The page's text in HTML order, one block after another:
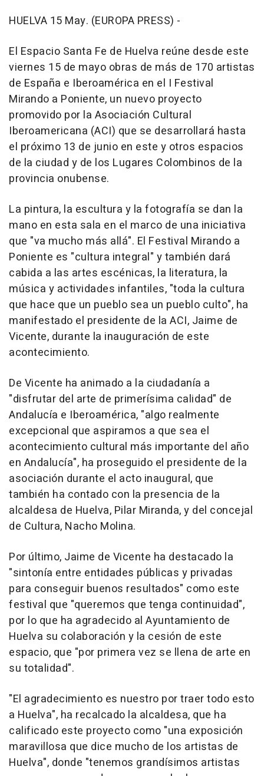
HUELVA 15 May. (EUROPA PRESS) -
El Espacio Santa Fe de Huelva reúne desde este
viernes 15 de mayo obras de más de 170 artistas
de España e Iberoamérica en el I Festival
Mirando a Poniente, un nuevo proyecto
promovido por la Asociación Cultural
Iberoamericana (ACI) que se desarrollará hasta
el próximo 13 de junio en este y otros espacios
de la ciudad y de los Lugares Colombinos de la
provincia onubense.
La pintura, la escultura y la fotografía se dan la
mano en esta sala en el marco de una iniciativa
que "va mucho más allá". El Festival Mirando a
Poniente es "cultura integral" y también dará
cabida a las artes escénicas, la literatura, la
música y actividades infantiles, "toda la cultura
que hace que un pueblo sea un pueblo culto", ha
manifestado el presidente de la ACI, Jaime de
Vicente, durante la inauguración de este
acontecimiento.
De Vicente ha animado a la ciudadanía a
"disfrutar del arte de primerísima calidad" de
Andalucía e Iberoamérica, "algo realmente
excepcional que aspiramos a que sea el
acontecimiento cultural más importante del año
en Andalucía", ha proseguido el presidente de la
asociación durante el acto inaugural, que
también ha contado con la presencia de la
alcaldesa de Huelva, Pilar Miranda, y del concejal
de Cultura, Nacho Molina.
Por último, Jaime de Vicente ha destacado la
"sintonía entre entidades públicas y privadas
para conseguir buenos resultados" como este
festival que "queremos que tenga continuidad",
por lo que ha agradecido al Ayuntamiento de
Huelva su colaboración y la cesión de este
espacio, que "por primera vez se llena de arte en
su totalidad".
"El agradecimiento es nuestro por traer todo esto
a Huelva", ha recalcado la alcaldesa, que ha
calificado este proyecto como "una exposición
maravillosa que dice mucho de los artistas de
Huelva", donde "tenemos grandísimos artistas